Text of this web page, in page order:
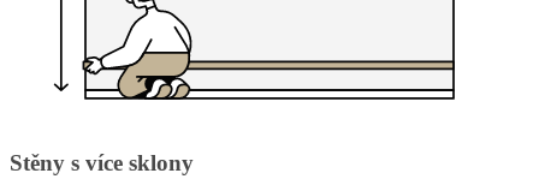
Stěny s více sklony